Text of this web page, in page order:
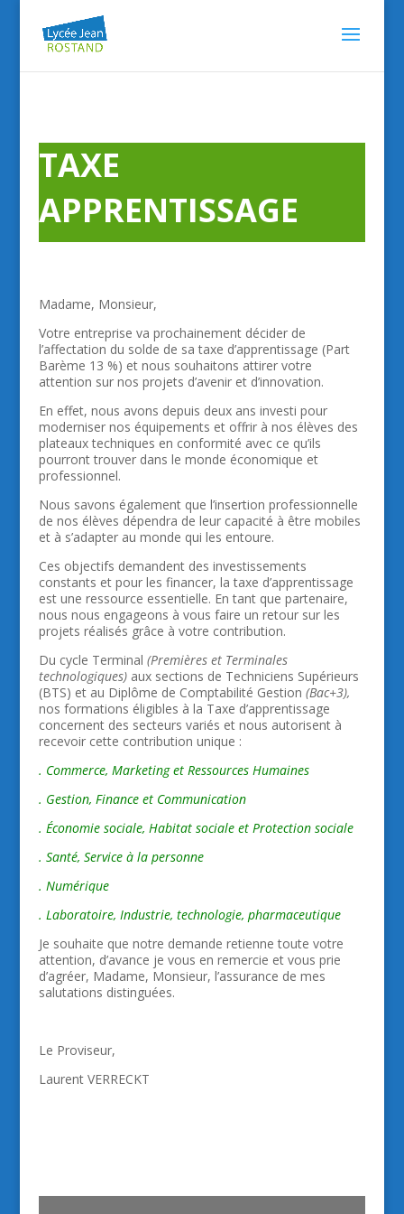
TAXE
APPRENTISSAGE
Madame, Monsieur,
Votre entreprise va prochainement décider de
l’affectation du solde de sa taxe d’apprentissage (Part
Barème 13 %) et nous souhaitons attirer votre
attention sur nos projets d’avenir et d’innovation.
En effet, nous avons depuis deux ans investi pour
moderniser nos équipements et offrir à nos élèves des
plateaux techniques en conformité avec ce qu’ils
pourront trouver dans le monde économique et
professionnel.
Nous savons également que l’insertion professionnelle
de nos élèves dépendra de leur capacité à être mobiles
et à s’adapter au monde qui les entoure.
Ces objectifs demandent des investissements
constants et pour les financer, la taxe d’apprentissage
est une ressource essentielle. En tant que partenaire,
nous nous engageons à vous faire un retour sur les
projets réalisés grâce à votre contribution.
Du cycle Terminal (Premières et Terminales
technologiques) aux sections de Techniciens Supérieurs
(BTS) et au Diplôme de Comptabilité Gestion (Bac+3),
nos formations éligibles à la Taxe d’apprentissage
concernent des secteurs variés et nous autorisent à
recevoir cette contribution unique :
. Commerce, Marketing et Ressources Humaines
. Gestion, Finance et Communication
. Économie sociale, Habitat sociale et Protection sociale
. Santé, Service à la personne
. Numérique
. Laboratoire, Industrie, technologie, pharmaceutique
Je souhaite que notre demande retienne toute votre
attention, d’avance je vous en remercie et vous prie
d’agréer, Madame, Monsieur, l’assurance de mes
salutations distinguées.
Le Proviseur,
Laurent VERRECKT